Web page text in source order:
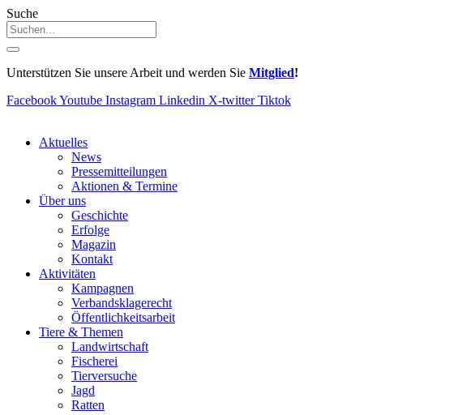
Suche
Unterstützen Sie unsere Arbeit und werden Sie Mitglied!
FacebookYoutube Instagram Linkedin X-twitter Tiktok
Aktuelles
News
Pressemitteilungen
Aktionen & Termine
Über uns
Geschichte
Erfolge
Magazin
Kontakt
Aktivitäten
Kampagnen
Verbandsklagerecht
Öffentlichkeitsarbeit
Tiere & Themen
Landwirtschaft
Fischerei
Tierversuche
Jagd
Ratten